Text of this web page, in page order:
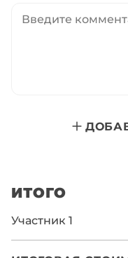
ИТОГО
Участник 1